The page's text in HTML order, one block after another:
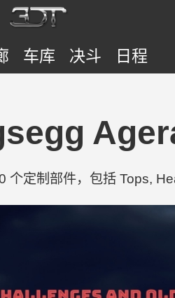
车库 决斗 日程
定制部件，包括 Tops,